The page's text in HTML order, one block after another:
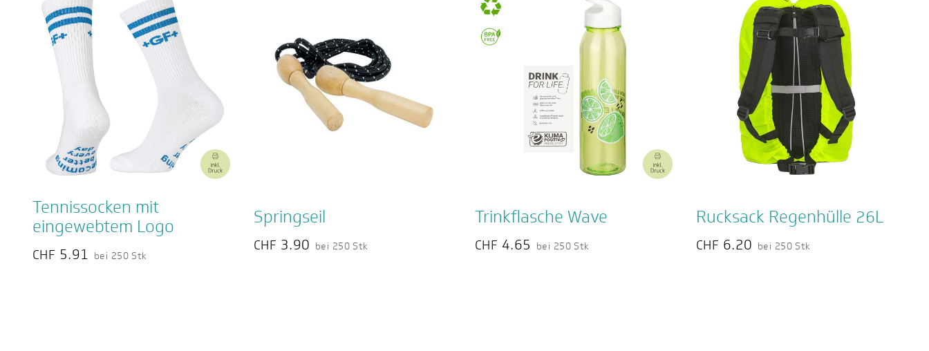
Tennissocken mit
eingewebtem Logo
CHF 5.91 bei 250 Stk
Springseil
CHF 3.90 bei 250 Stk
Trinkflasche Wave
CHF 4.65 bei 250 Stk
Rucksack Regenhülle 26L
CHF 6.20 bei 250 Stk